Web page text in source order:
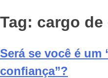
Tag: cargo
Será se você é um
confiança”?